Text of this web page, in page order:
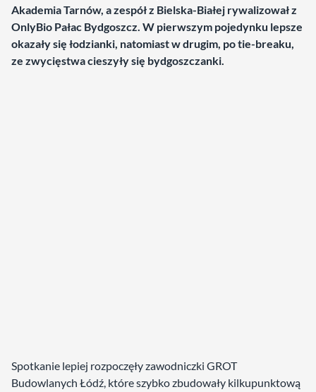
Akademia Tarnów, a zespół z Bielska-Białej rywalizował z
OnlyBio Pałac Bydgoszcz. W pierwszym pojedynku lepsze
okazały się łodzianki, natomiast w drugim, po tie-breaku,
ze zwycięstwa cieszyły się bydgoszczanki.
Spotkanie lepiej rozpoczęły zawodniczki GROT
Budowlanych Łódź, które szybko zbudowały kilkupunktową